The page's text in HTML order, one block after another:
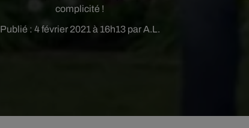
Publié : 4 février 2021 à 16h13 par A.L.
complicité !